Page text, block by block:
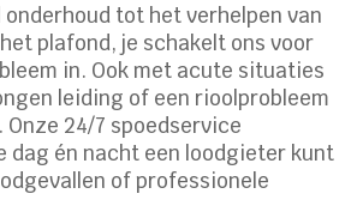
tot het verhelpen van
plafond, je schakelt ons voor
in. Ook met acute situaties
leiding of een rioolprobleem
24/7 spoedservice
dag én nacht een loodgieter kunt
of professionele